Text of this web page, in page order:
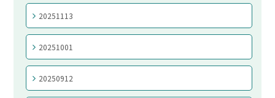
20251113
20251001
20250912